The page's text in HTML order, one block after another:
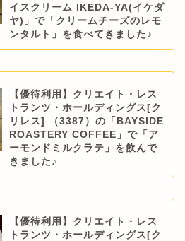
イスクリーム IKEDA-YA(イケダ
ヤ)」で「クリームチーズのレモ
ンタルト」を食べてきました♪
【優待利用】クリエイト・レス
トランツ・ホールディングス[ク
リレス] （3387）の「BAYSIDE
ROASTERY COFFEE」で「ア
ーモンドミルクラテ」を飲んで
きました♪
【優待利用】クリエイト・レス
トランツ・ホールディングス[ク